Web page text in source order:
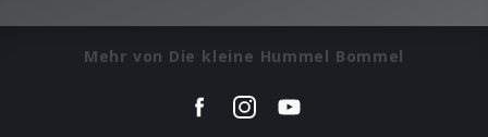
Mehr von Die kleine Hummel Bommel